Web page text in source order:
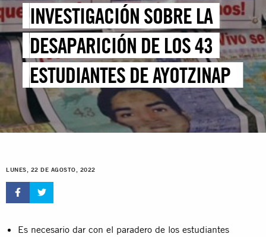
INVESTIGACIÓN SOBRE LA
DESAPARICIÓN DE LOS 43
ESTUDIANTES DE AYOTZINAPA
RENUEVA ESPERANZA DE
VERDAD Y JUSTICIA
LUNES, 22 DE AGOSTO, 2022
Es necesario dar con el paradero de los estudiantes